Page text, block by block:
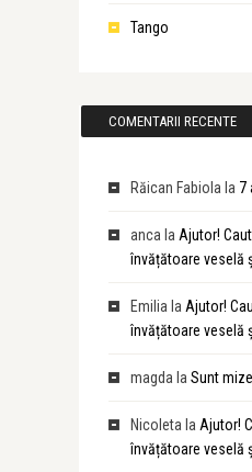
Tango
COMENTARII RECENTE
Răican Fabiola la 7
anca la Ajutor!
învățătoare veselă
Emilia la Ajutor!
învățătoare veselă
magda la Sunt
Nicoleta la Ajutor!
învățătoare veselă